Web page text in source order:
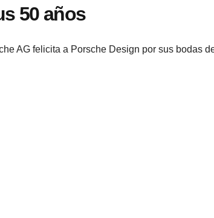
50 años
AG felicita a Porsche Design por sus bodas